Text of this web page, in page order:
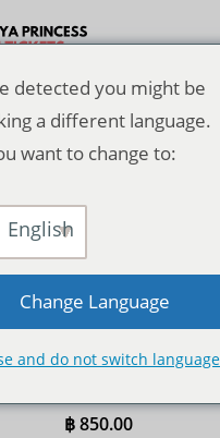
アのサンセットクルーズチ
฿850.00
detected you might be
a different language.
want to change to:
English
Change Language
and do not switch language